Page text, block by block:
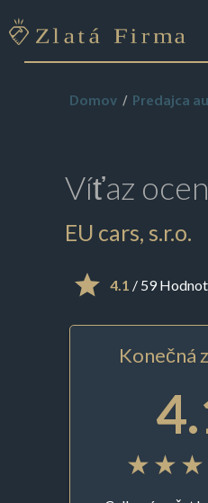
Domov Predajca
Víťaz
EU cars, s.r.o.
4.1 / 59
Konečná